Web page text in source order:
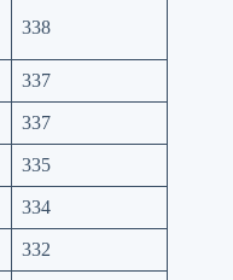
338
337
337
335
334
332